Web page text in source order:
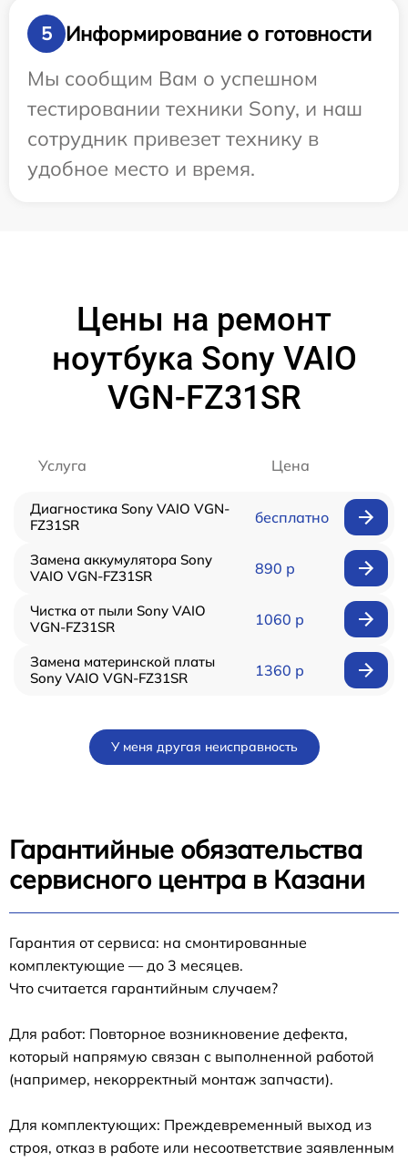
5
Информирование о готовности
Мы сообщим Вам о успешном
тестировании техники Sony, и наш
сотрудник привезет технику в
удобное место и время.
Цены на ремонт
ноутбука Sony VAIO
VGN-FZ31SR
Услуга Цена
Диагностика Sony VAIO VGN-
FZ31SR
бесплатно
Замена аккумулятора Sony
VAIO VGN-FZ31SR
890 р
Чистка от пыли Sony VAIO
VGN-FZ31SR
1060 р
Замена материнской платы
Sony VAIO VGN-FZ31SR
1360 р
У меня другая неисправность
Гарантийные обязательства
сервисного центра в Казани
Гарантия от сервиса: на смонтированные
комплектующие — до 3 месяцев.
Что считается гарантийным случаем?
Для работ: Повторное возникновение дефекта,
который напрямую связан с выполненной работой
(например, некорректный монтаж запчасти).
Для комплектующих: Преждевременный выход из
строя, отказ в работе или несоответствие заявленным